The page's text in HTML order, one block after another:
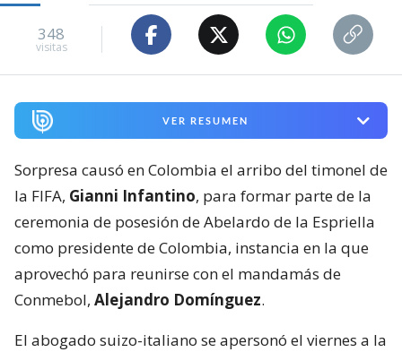
348
visitas
VER RESUMEN
Sorpresa causó en Colombia el arribo del timonel de
la FIFA, Gianni Infantino, para formar parte de la
ceremonia de posesión de Abelardo de la Espriella
como presidente de Colombia, instancia en la que
aprovechó para reunirse con el mandamás de
Conmebol, Alejandro Domínguez.
El abogado suizo-italiano se apersonó el viernes a la